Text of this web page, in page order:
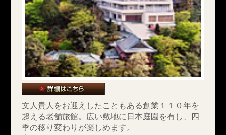
文人貴人をお迎えしたこともある創業１１０年を
超える老舗旅館。広い敷地に日本庭園を有し、四
季の移り変わりが楽しめます。